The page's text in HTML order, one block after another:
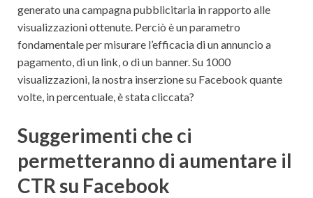
generato una campagna pubblicitaria in rapporto alle
visualizzazioni ottenute. Perciò è un parametro
fondamentale per misurare l’efficacia di un annuncio a
pagamento, di un link, o di un banner. Su 1000
visualizzazioni, la nostra inserzione su Facebook quante
volte, in percentuale, è stata cliccata?
Suggerimenti che ci
permetteranno di aumentare il
CTR su Facebook